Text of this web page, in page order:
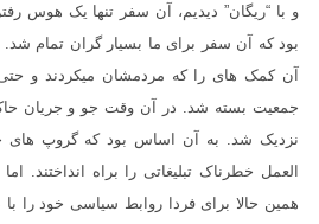
و با “ریگان” دیدیم، آن سفر تنها یک هوس
بود که آن سفر برای ما بسیار گران تمام
آن کمک های را که مردمشان میکردند و
جمعیت بسته شد. در آن وقت جو و جریان
نزدیک شد. به آن اساس بود که گروپ های
العمل خطرناک تبلیغاتی را براه انداختند.
همین حالا برای فردا روابط سیاسی خود را با